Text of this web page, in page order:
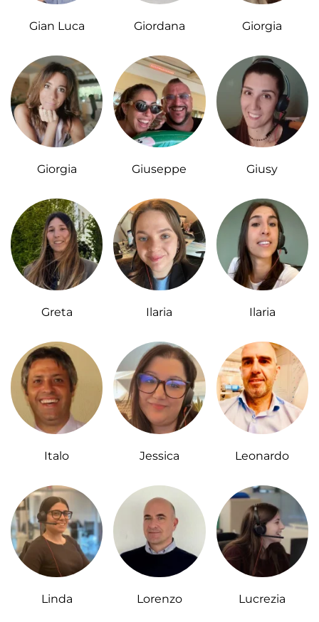
Gian Luca Giordana Giorgia
Giorgia Giuseppe Giusy
Greta Ilaria Ilaria
Italo Jessica Leonardo
Linda Lorenzo Lucrezia